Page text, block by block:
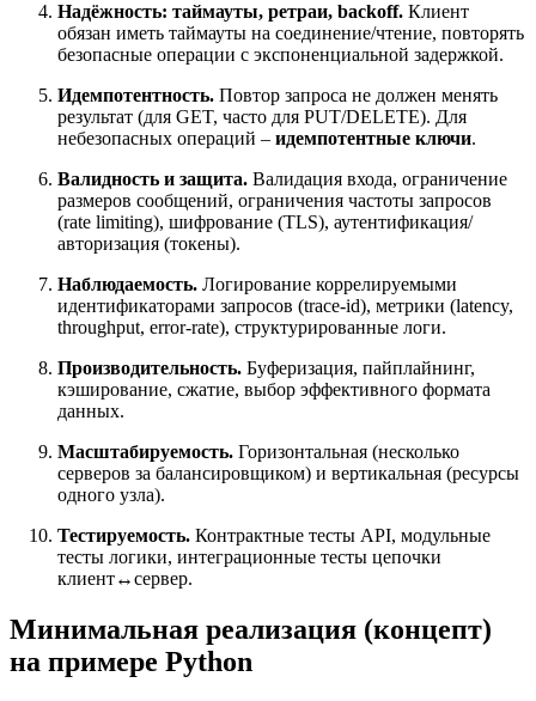
Надёжность: таймауты, ретраи, backoff. Клиент
обязан иметь таймауты на соединение/чтение, повторять
безопасные операции с экспоненциальной задержкой.
Идемпотентность. Повтор запроса не должен менять
результат (для GET, часто для PUT/DELETE). Для
небезопасных операций – идемпотентные ключи.
Валидность и защита. Валидация входа, ограничение
размеров сообщений, ограничения частоты запросов
(rate limiting), шифрование (TLS), аутентификация/
авторизация (токены).
Наблюдаемость. Логирование коррелируемыми
идентификаторами запросов (trace-id), метрики (latency,
throughput, error-rate), структурированные логи.
Производительность. Буферизация, пайплайнинг,
кэширование, сжатие, выбор эффективного формата
данных.
Масштабируемость. Горизонтальная (несколько
серверов за балансировщиком) и вертикальная (ресурсы
одного узла).
Тестируемость. Контрактные тесты API, модульные
тесты логики, интеграционные тесты цепочки
клиент↔сервер.
Минимальная реализация (концепт)
на примере Python